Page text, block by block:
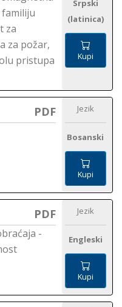
za
za požar,
pristupa
Srpski
(latinica)
Kupi
PDF Jezik
Bosanski
Kupi
PDF
-
Jezik
Engleski
Kupi